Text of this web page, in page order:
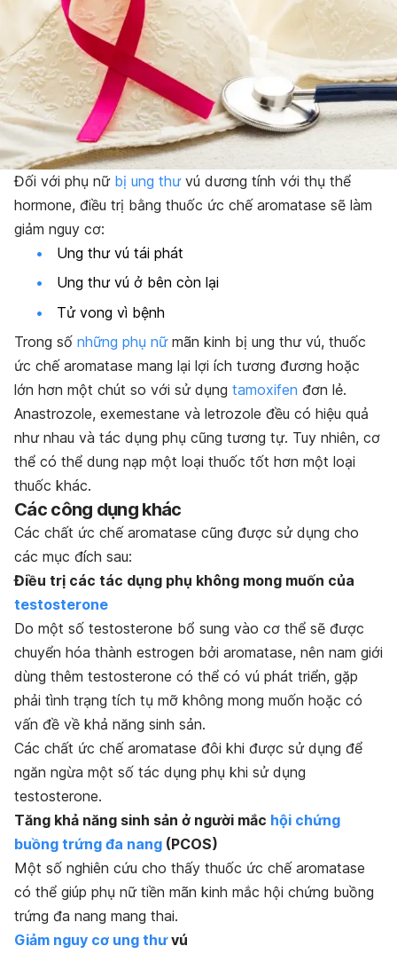
Đối với phụ nữ bị ung thưvú dương tính với thụ thể
hormone, điều trị bằng thuốc ức chế aromatase sẽ làm
giảm nguy cơ:
Ung thư vú tái phát
Ung thư vú ở bên còn lại
Tử vong vì bệnh
Trong số những phụ nữmãn kinh bị ung thư vú, thuốc
ức chế aromatase mang lại lợi ích tương đương hoặc
lớn hơn một chút so với sử dụng tamoxifen đơn lẻ.
Anastrozole, exemestane và letrozole đều có hiệu quả
như nhau và tác dụng phụ cũng tương tự. Tuy nhiên, cơ
thể có thể dung nạp một loại thuốc tốt hơn một loại
thuốc khác.
Các công dụng khác
Các chất ức chế aromatase cũng được sử dụng cho
các mục đích sau:
Điều trị các tác dụng phụ không mong muốn của
testosterone
Do một số testosterone bổ sung vào cơ thể sẽ được
chuyển hóa thành estrogen bởi aromatase, nên nam giới
dùng thêm testosterone có thể có vú phát triển, gặp
phải tình trạng tích tụ mỡ không mong muốn hoặc có
vấn đề về khả năng sinh sản.
Các chất ức chế aromatase đôi khi được sử dụng để
ngăn ngừa một số tác dụng phụ khi sử dụng
testosterone.
Tăng khả năng sinh sản ở người mắc hội chứng
buồng trứng đa nang (PCOS)
Một số nghiên cứu cho thấy thuốc ức chế aromatase
có thể giúp phụ nữ tiền mãn kinh mắc hội chứng buồng
trứng đa nang mang thai.
Giảm nguy cơ ung thưvú